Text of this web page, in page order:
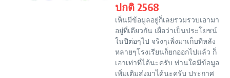
ปกติ 2568
เห็นมีข้อมูลอยู่ก็เลยรวมรวบเอามา
อยู่ที่เดียวกัน เผื่อว่าเป็นประโยชน์
ในปีต่อๆไป จริงๆเพิ่งมาเก็บทีหลัง
หลายๆโรงเรียนก็ยกออกไปแล้ว ก็
เอาเท่าที่ได้นะครับ ท่านใดมีข้อมูล
เพิ่มเติมส่งมาได้นะครับ ประกาศ